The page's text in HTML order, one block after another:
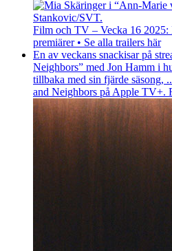
Film och TV – Vecka 16 2025:
premiärer • Se alla trailers här
En av veckans snackisar på
Neighbors” med Jon Hamm i
tillbaka med sin fjärde säsong,
and Neighbors på Apple TV+.